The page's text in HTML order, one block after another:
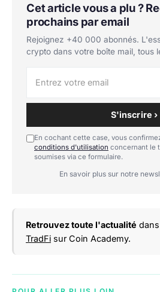
Cet article vous a plu ?
prochains par email
Rejoignez +40 000 abonnés.
crypto dans votre boîte mail, tous
S'inscrire ›
En cochant cette case, vous
conditions d'utilisation concernant le
soumises via ce formulaire.
En savoir plus sur notre
Retrouvez toute l'actualité
TradFi sur Coin Academy.